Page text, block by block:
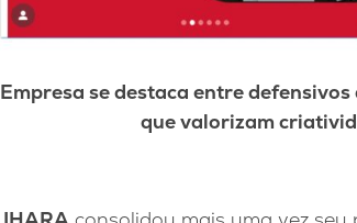
Empresa se destaca entre
que valorizam